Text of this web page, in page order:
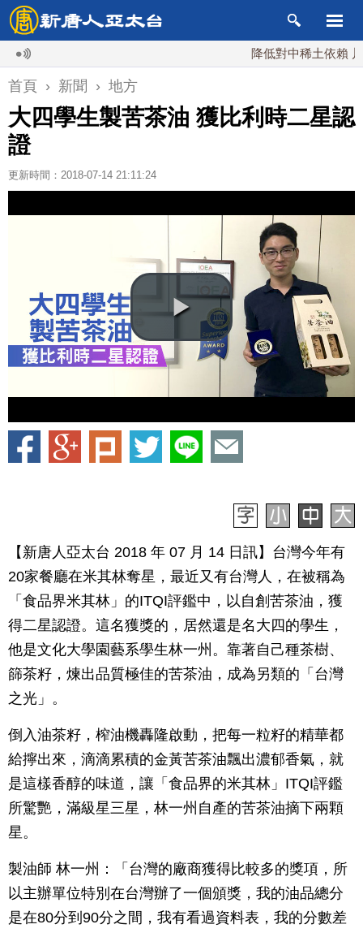
降低對中稀土依賴 川普宣
首頁 › 新聞 › 地方
大四學生製苦茶油 獲比利時二星認
證
更新時間：2018-07-14 21:11:24
【新唐人亞太台 2018 年 07 月 14 日訊】台灣今年有
20家餐廳在米其林奪星，最近又有台灣人，在被稱為
「食品界米其林」的ITQI評鑑中，以自創苦茶油，獲
得二星認證。這名獲獎的，居然還是名大四的學生，
他是文化大學園藝系學生林一州。靠著自己種茶樹、
篩茶籽，煉出品質極佳的苦茶油，成為另類的「台灣
之光」。
倒入油茶籽，榨油機轟隆啟動，把每一粒籽的精華都
給擰出來，滴滴累積的金黃苦茶油飄出濃郁香氣，就
是這樣香醇的味道，讓「食品界的米其林」ITQI評鑑
所驚艷，滿級星三星，林一州自產的苦茶油摘下兩顆
星。
製油師 林一州：「台灣的廠商獲得比較多的獎項，所
以主辦單位特別在台灣辦了一個頒獎，我的油品總分
是在80分到90分之間，我有看過資料表，我的分數差